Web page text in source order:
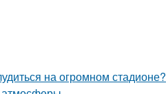
на огромном стадионе?